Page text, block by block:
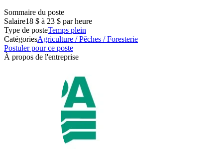
Sommaire du poste
Salaire18 $ à 23 $ par heure
Type de posteTemps plein
CatégoriesAgriculture / Pêches / Foresterie
Postuler pour ce poste
À propos de l'entreprise